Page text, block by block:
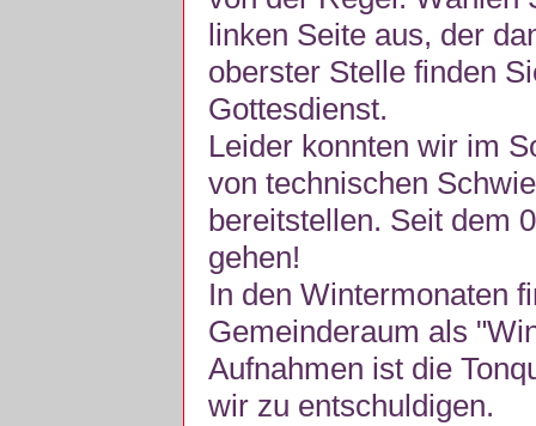
linken Seite aus, der
oberster Stelle finden
Gottesdienst.
Leider konnten wir im
von technischen
bereitstellen. Seit dem
gehen!
In den Wintermonaten
Gemeinderaum als
Aufnahmen ist die
wir zu entschuldigen.